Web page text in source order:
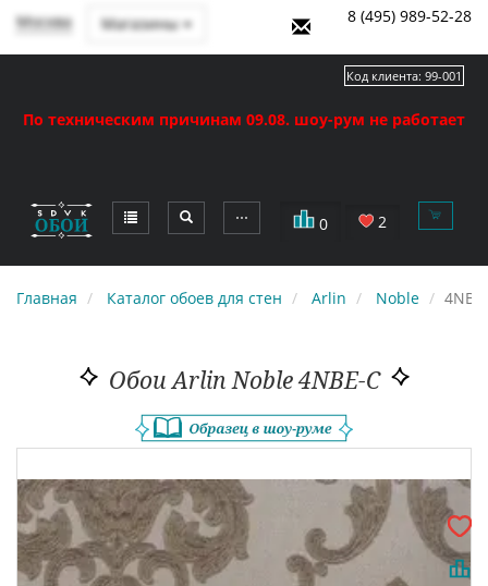
Москва Магазины 8 (495) 989-52-28
По техническим причинам 09.08. шоу-рум не работает
⋯ 0 2
Код клиента: 99-001
Главная Каталог обоев для стен Arlin Noble
Обои Arlin Noble 4NBE-C